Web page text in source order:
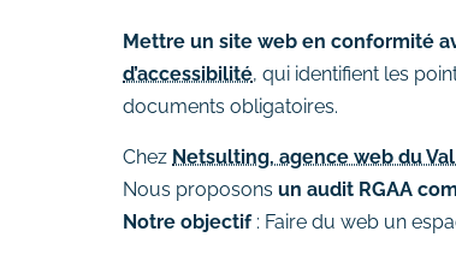
Mettre un site web en conformité
d’accessibilité, qui identifient les
documents obligatoires.
Chez Netsulting, agence web du Val
Nous proposons un audit RGAA
Notre objectif: Faire du web un